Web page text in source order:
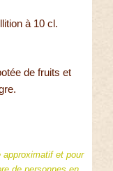
à 10 cl.
de fruits et
et pour